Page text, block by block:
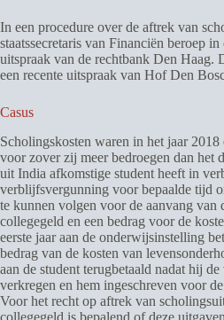
In een procedure over de aftrek van
staatssecretaris van Financiën beroep in
uitspraak van de rechtbank Den Haag.
een recente uitspraak van Hof Den
Casus
Scholingskosten waren in het jaar
voor zover zij meer bedroegen dan het
uit India afkomstige student heeft in
verblijfsvergunning voor bepaalde tijd
te kunnen volgen voor de aanvang van
collegegeld en een bedrag voor de
eerste jaar aan de onderwijsinstelling
bedrag van de kosten van
aan de student terugbetaald nadat hij
verkregen en hem ingeschreven voor
Voor het recht op aftrek van
collegegeld is bepalend of deze